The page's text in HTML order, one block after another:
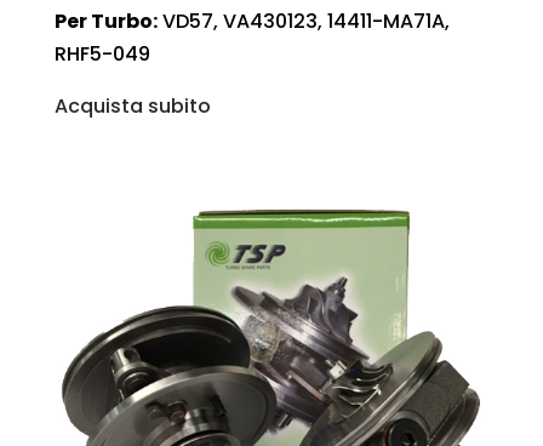
Per Turbo:VD57, VA430123, 14411-MA71A,
RHF5-049
Acquista subito